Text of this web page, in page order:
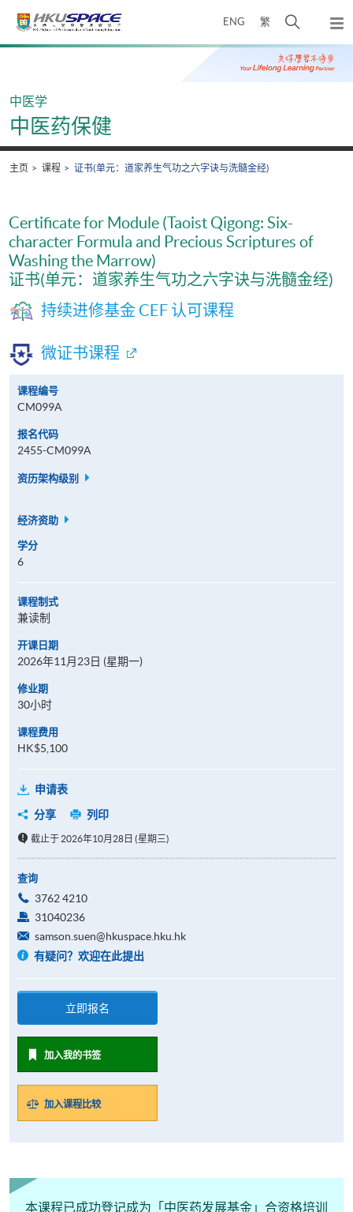
ENG 繁
开
搜
寻
弹
出
主
Main
中医学
中医药保健
主页 课程 证书(单元：道家养生气功之六字诀与洗髓金经)
Certificate for Module (Taoist Qigong: Six-
character Formula and Precious Scriptures of
Washing the Marrow)
证书(单元：道家养生气功之六字诀与洗髓金经)
持续进修基金 CEF 认可课程
微证书课程
课程编号
CM099A
报名代码
2455-CM099A
资历架构级别
经济资助
学分
6
课程制式
兼读制
开课日期
2026年11月23日 (星期一)
修业期
30小时
课程费用
HK$5,100
申请表
分享
列印
截止于 2026年10月28日 (星期三)
查询
3762 4210
31040236
samson.suen@hkuspace.hku.hk
有疑问？欢迎在此提出
立即报名
加入我的书签
加入课程比较
本课程已成功登记成为「中医药发展基金」合资格培训